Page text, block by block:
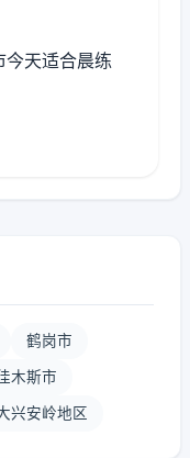
今天适合晨练
鹤岗市
木斯市
兴安岭地区